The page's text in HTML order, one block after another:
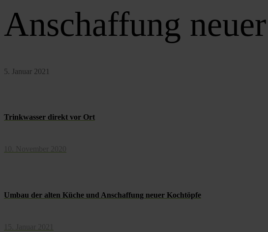
Anschaffung
5. Januar 2021
Trinkwasser direkt vor Ort
Umbau der alten Küche und Anschaffung neuer Kochtöpfe